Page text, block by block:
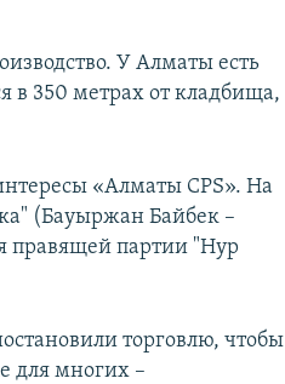
У Алматы есть
в 350 метрах от кладбища,
«Алматы CPS». На
(Бауыржан Байбек –
правящей партии "Нур
торговлю, чтобы
для многих –